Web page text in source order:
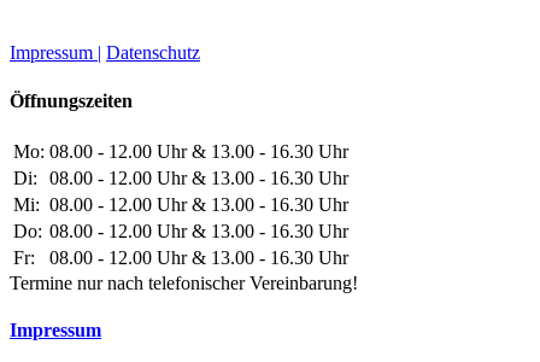
Impressum | Datenschutz
Öffnungszeiten
Mo: 08.00 - 12.00 Uhr & 13.00 - 16.30 Uhr
Di:
08.00 - 12.00 Uhr & 13.00 - 16.30 Uhr
Mi: 08.00 - 12.00 Uhr & 13.00 - 16.30 Uhr
Do: 08.00 - 12.00 Uhr & 13.00 - 16.30 Uhr
Fr:
08.00 - 12.00 Uhr & 13.00 - 16.30 Uhr
Termine nur nach telefonischer Vereinbarung!
Impressum